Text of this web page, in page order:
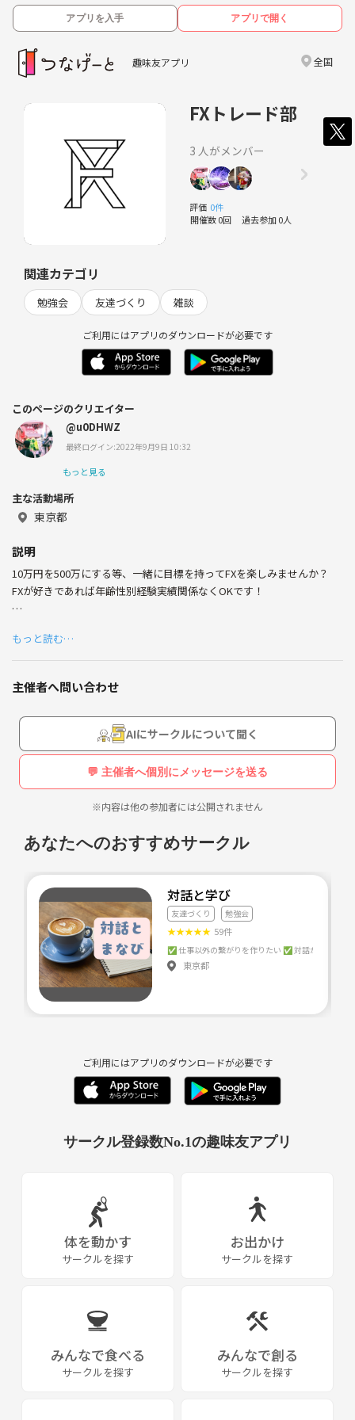
アプリを入手 アプリで開く
趣味友アプリ 全国
FXトレード部
3 人がメンバー
評価 0件
開催数 0回 過去参加 0人
関連カテゴリ
勉強会 友達づくり 雑談
ご利用にはアプリのダウンロードが必要です
このページのクリエイター
@u0DHWZ
最終ログイン:2022年9月9日 10:32
もっと見る
主な活動場所
東京都
説明
10万円を500万にする等、一緒に目標を持ってFXを楽しみませんか？
FXが好きであれば年齢性別経験実績関係なくOKです！
FX歴2年目のコウチャです。FXは大好きで検証したりトレードしたり楽
しんでますが、コツコツ資金を増やしていく中で飽きてしまいギャンブ
ルトレードしてしまう。。みたいなパターンが多いです。笑
そんな個人作業が多い中でのモチベーション維持のために、それぞれが
目標を立てて、達成に向かって励ましあったり知識を共有したいと考え
〇こんな人はお断り！
FXの本質を理解している人ならわかると思いますが、手法は10人10色
なので、他人のやり方を否定したり馬鹿にして雰囲気を壊すような方は
また、仕事の話をするのは大歓迎ですが、マルチ等の勧誘や商材営業等
の方もお控え願います。
〇こんなグループにしたい！
だれも否定することなく、自由に意見を言い合える、分かち合える、だ
から嫌な気にもならないし気を使うことがない、
話して遊んで学んで、せっかくやるなら楽しみたいですよね。
〇なにをやるの？？
・月1以上でカフェやレンタルスペースを借りてFX雑談会を開催しま
す！
・今後メンバーと意見を交わして皆で大きくしていくつもりです。
やる気がある人カモン！！
もっと読む…
主催者へ問い合わせ
AIにサークルについて聞く
💬 主催者へ個別にメッセージを送る
※内容は他の参加者には公開されません
あなたへのおすすめサークル
対話と学び
友達づくり 勉強会
★★★★★ 59件
東京都
ご利用にはアプリのダウンロードが必要です
サークル登録数No.1の趣味友アプリ
体を動かす
サークルを探す
お出かけ
サークルを探す
みんなで食べる
サークルを探す
みんなで創る
サークルを探す